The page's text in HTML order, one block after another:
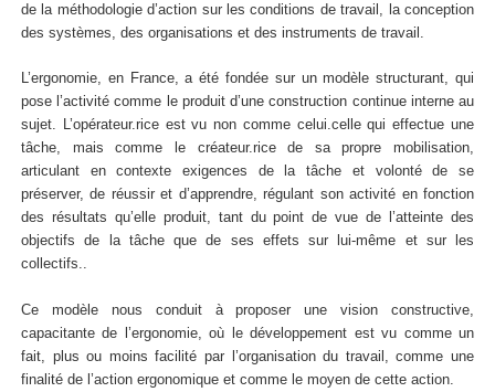
de la méthodologie d’action sur les conditions de travail, la conception
des systèmes, des organisations et des instruments de travail.
L’ergonomie, en France, a été fondée sur un modèle structurant, qui
pose l’activité comme le produit d’une construction continue interne au
sujet. L’opérateur.rice est vu non comme celui.celle qui effectue une
tâche, mais comme le créateur.rice de sa propre mobilisation,
articulant en contexte exigences de la tâche et volonté de se
préserver, de réussir et d’apprendre, régulant son activité en fonction
des résultats qu’elle produit, tant du point de vue de l’atteinte des
objectifs de la tâche que de ses effets sur lui-même et sur les
collectifs..
Ce modèle nous conduit à proposer une vision constructive,
capacitante de l’ergonomie, où le développement est vu comme un
fait, plus ou moins facilité par l’organisation du travail, comme une
finalité de l’action ergonomique et comme le moyen de cette action.